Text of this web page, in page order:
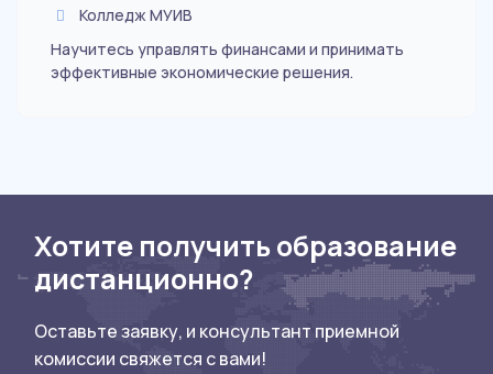
Колледж МУИВ
Научитесь управлять финансами и принимать
эффективные экономические решения.
Хотите получить образование
дистанционно?
Оставьте заявку, и консультант приемной
комиссии свяжется с вами!